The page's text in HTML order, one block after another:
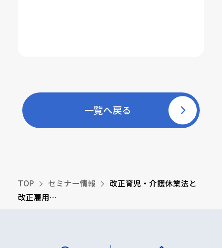
一覧へ戻る
TOP セミナー情報
改正育児・介護休業法と
改正雇用…